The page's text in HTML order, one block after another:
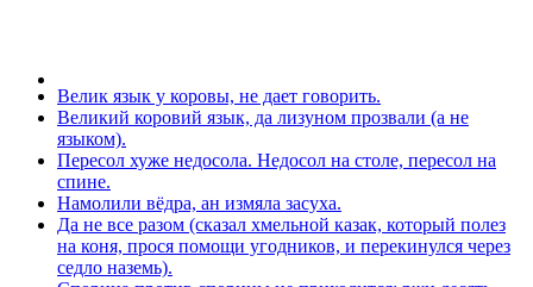
Велик язык у коровы, не дает говорить.
Великий коровий язык, да лизуном прозвали (а не
языком).
Пересол хуже недосола. Недосол на столе, пересол на
спине.
Намолили вёдра, ан измяла засуха.
Да не все разом (сказал хмельной казак, который полез
на коня, прося помощи угодников, и перекинулся через
седло наземь).